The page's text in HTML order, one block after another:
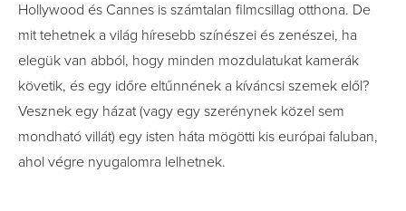
Hollywood és Cannes is számtalan filmcsillag otthona. De
mit tehetnek a világ híresebb színészei és zenészei, ha
elegük van abból, hogy minden mozdulatukat kamerák
követik, és egy időre eltűnnének a kíváncsi szemek elől?
Vesznek egy házat (vagy egy szerénynek közel sem
mondható villát) egy isten háta mögötti kis európai faluban,
ahol végre nyugalomra lelhetnek.